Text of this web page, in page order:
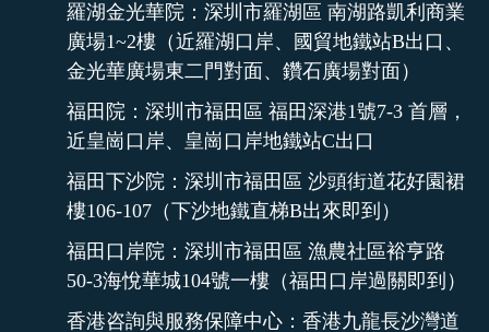
羅湖金光華院：深圳市羅湖區 南湖路凱利商業
廣場1~2樓（近羅湖口岸、國貿地鐵站B出口、
金光華廣場東二門對面、鑽石廣場對面）
福田院：深圳市福田區 福田深港1號7-3 首層，
近皇崗口岸、皇崗口岸地鐵站C出口
福田下沙院：深圳市福田區 沙頭街道花好園裙
樓106-107（下沙地鐵直梯B出來即到）
福田口岸院：深圳市福田區 漁農社區裕亨路
50-3海悅華城104號一樓（福田口岸過關即到）
香港咨詢與服務保障中心：香港九龍長沙灣道